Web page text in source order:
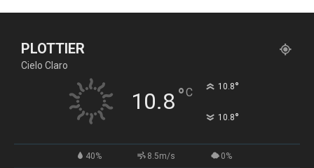
PLOTTIER
Cielo Claro
10.8°C 10.8°
10.8°
40% 8.5m/s 0%